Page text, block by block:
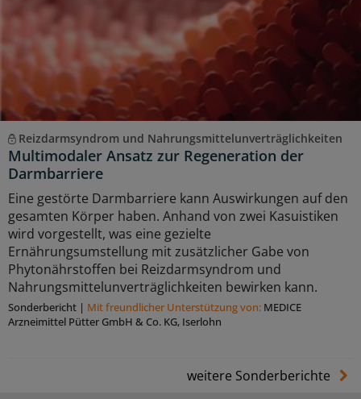
Reizdarmsyndrom und Nahrungsmittelunverträglichkeiten
Multimodaler Ansatz zur Regeneration der
Darmbarriere
Eine gestörte Darmbarriere kann Auswirkungen auf den
gesamten Körper haben. Anhand von zwei Kasuistiken
wird vorgestellt, was eine gezielte
Ernährungsumstellung mit zusätzlicher Gabe von
Phytonährstoffen bei Reizdarmsyndrom und
Nahrungsmittelunverträglichkeiten bewirken kann.
Sonderbericht | Mit freundlicher Unterstützung von: MEDICE
Arzneimittel Pütter GmbH & Co. KG, Iserlohn
weitere Sonderberichte